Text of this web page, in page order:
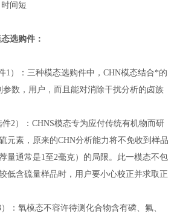
间短
选购件：
1）：三种模态选购件中，CHN模态结合*的
数，用户，而且能对消除干扰分析的卤族
2）：CHNS模态专为应付传统有机物而研
元素，原来的CHN分析能力将不免收到样品
量通常是1至2毫克）的局限。此一模态不包
低含硫量样品时，用户要小心校正并求取正
：氧模态不容许待测化合物含有磷、氟、